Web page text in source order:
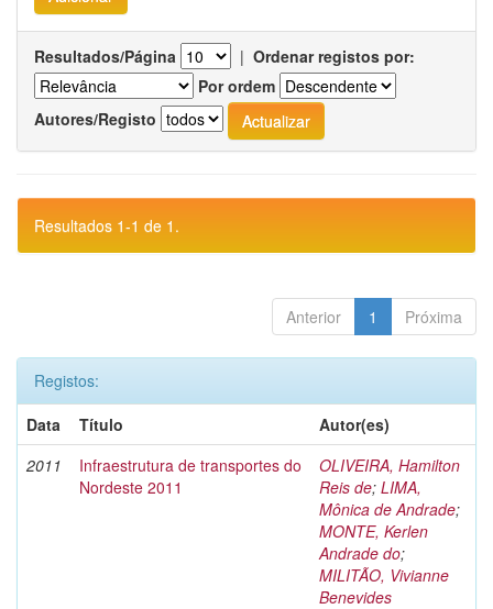
Resultados/Página | Ordenar registos por:
Por ordem
Autores/Registo
Resultados 1-1 de 1.
Anterior 1 Próxima
Registos:
Data
Título
Autor(es)
2011
Infraestrutura de transportes do
Nordeste 2011
OLIVEIRA, Hamilton
Reis de; LIMA,
Mônica de Andrade;
MONTE, Kerlen
Andrade do;
MILITÃO, Vivianne
Benevides